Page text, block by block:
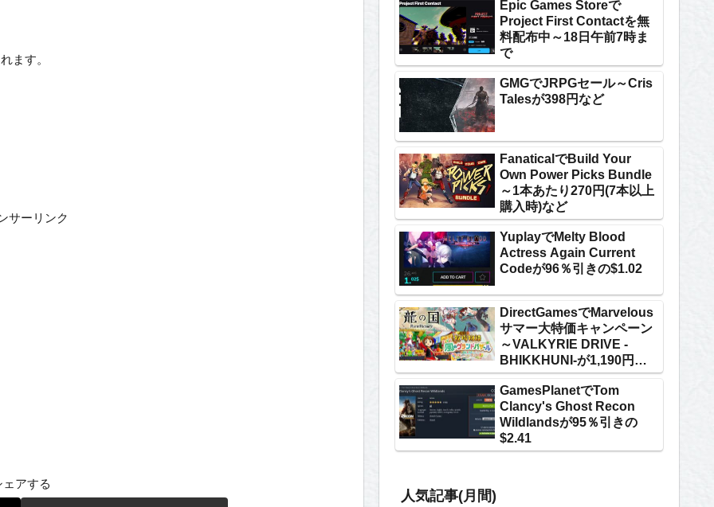
ます。
サーリンク
ェアする
Epic Games Storeで
Project First Contactを無
料配布中～18日午前7時ま
で
GMGでJRPGセール～Cris
Talesが398円など
FanaticalでBuild Your
Own Power Picks Bundle
～1本あたり270円(7本以上
購入時)など
YuplayでMelty Blood
Actress Again Current
Codeが96％引きの$1.02
DirectGamesでMarvelous
サマー大特価キャンペーン
～VALKYRIE DRIVE -
BHIKKHUNI-が1,190円な
ど
GamesPlanetでTom
Clancy's Ghost Recon
Wildlandsが95％引きの
$2.41
人気記事(月間)